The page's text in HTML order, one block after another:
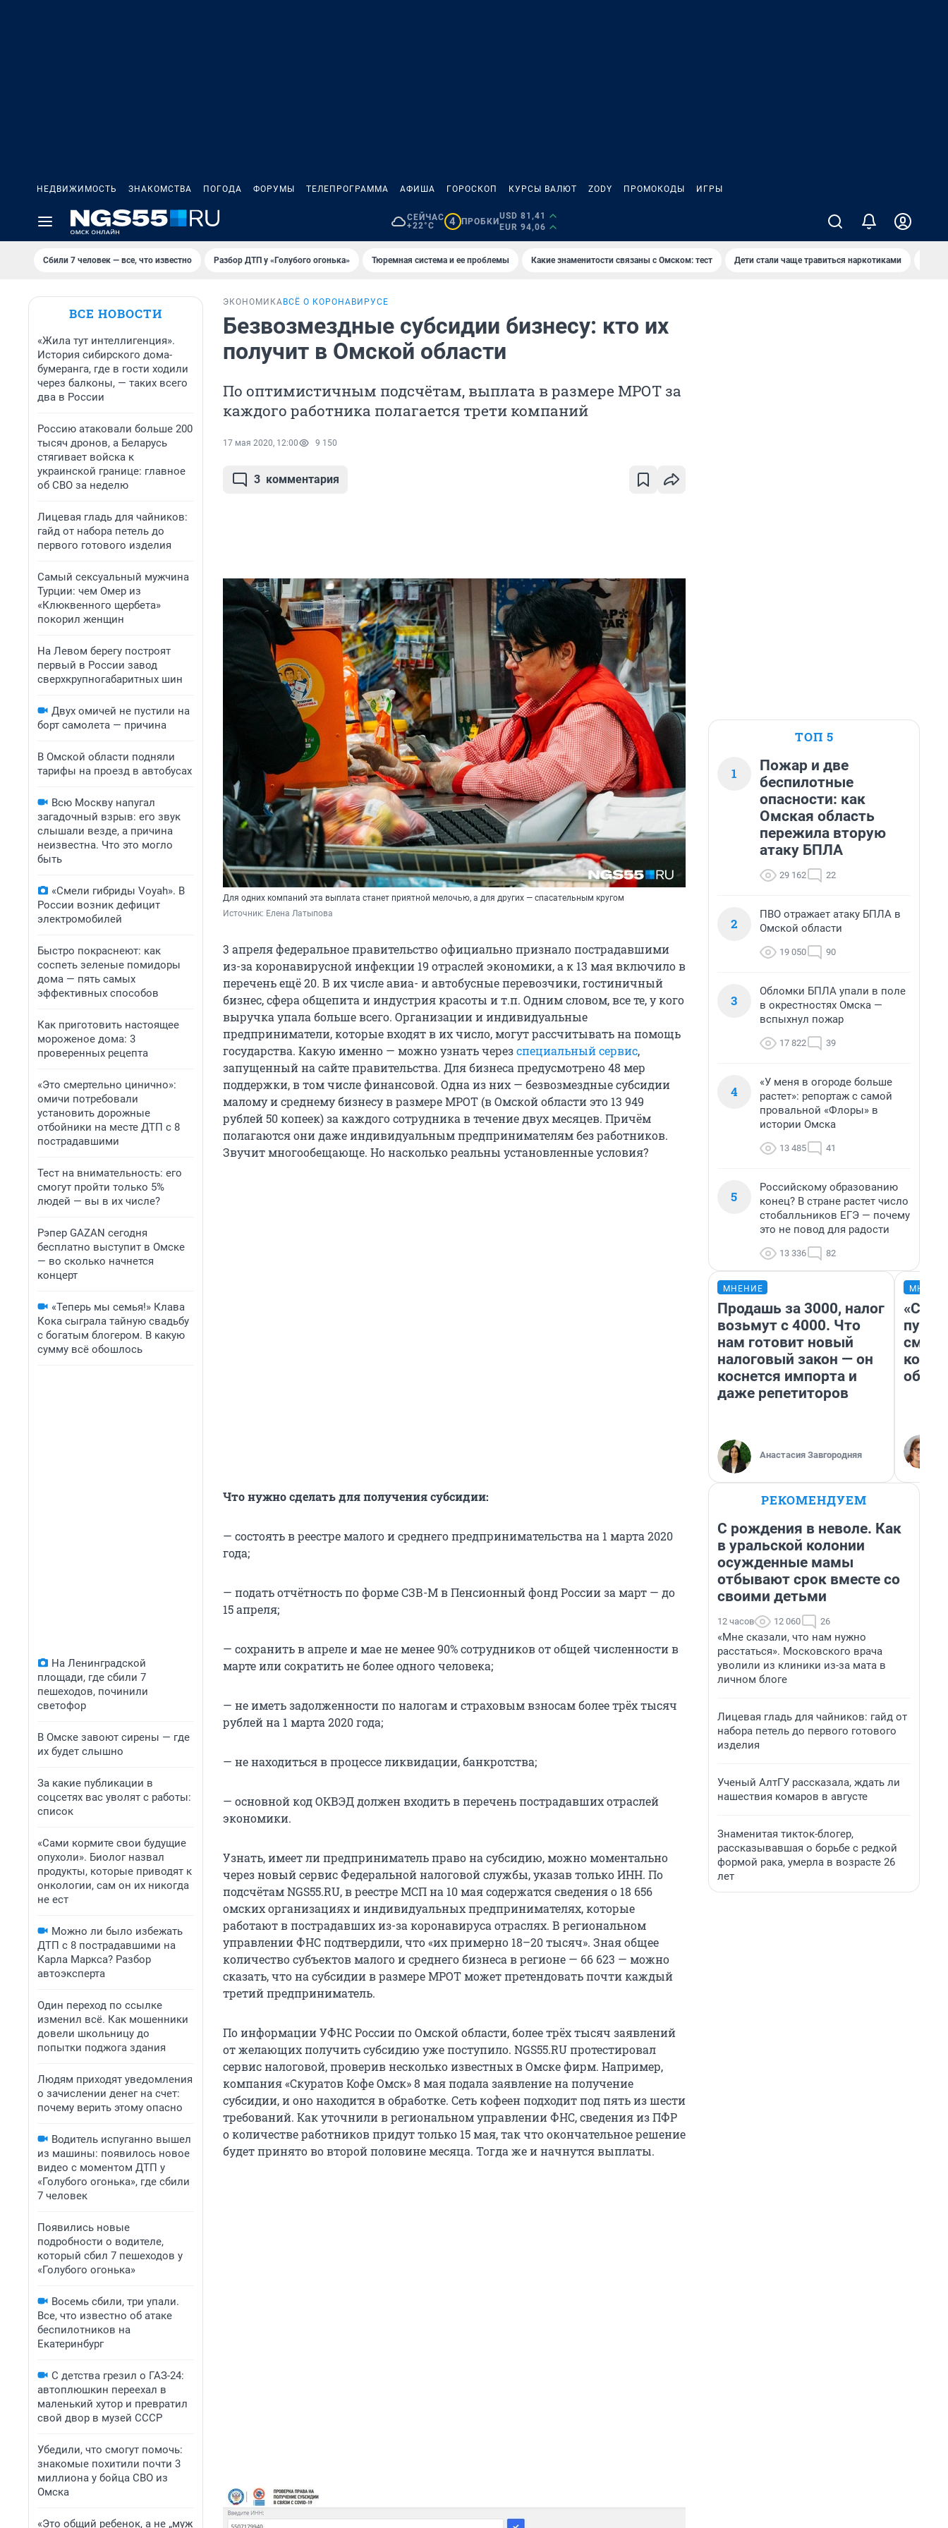
НЕДВИЖИМОСТЬ ЗНАКОМСТВА ПОГОДА ФОРУМЫ ТЕЛЕПРОГРАММА АФИША ГОРОСКОП КУРСЫ ВАЛЮТ ZODY ПРОМОКОДЫ ИГРЫ
СЕЙЧАС
+22°C
4 ПРОБКИ
USD 81,41
EUR 94,06
Сбили 7 человек — все, что известно Разбор ДТП у «Голубого огонька» Тюремная система и ее проблемы Какие знаменитости связаны с Омском: тест Дети стали чаще травиться наркотиками
ВСЕ НОВОСТИ
«Жила тут интеллигенция».
История сибирского дома-
бумеранга, где в гости ходили
через балконы, — таких всего
два в России
Россию атаковали больше 200
тысяч дронов, а Беларусь
стягивает войска к
украинской границе: главное
об СВО за неделю
Лицевая гладь для чайников:
гайд от набора петель до
первого готового изделия
Самый сексуальный мужчина
Турции: чем Омер из
«Клюквенного щербета»
покорил женщин
На Левом берегу построят
первый в России завод
сверхкрупногабаритных шин
Двух омичей не пустили на
борт самолета — причина
В Омской области подняли
тарифы на проезд в автобусах
Всю Москву напугал
загадочный взрыв: его звук
слышали везде, а причина
неизвестна. Что это могло
быть
«Смели гибриды Voyah». В
России возник дефицит
электромобилей
Быстро покраснеют: как
соспеть зеленые помидоры
дома — пять самых
эффективных способов
Как приготовить настоящее
мороженое дома: 3
проверенных рецепта
«Это смертельно цинично»:
омичи потребовали
установить дорожные
отбойники на месте ДТП с 8
пострадавшими
Тест на внимательность: его
смогут пройти только 5%
людей — вы в их числе?
Рэпер GAZAN сегодня
бесплатно выступит в Омске
— во сколько начнется
концерт
«Теперь мы семья!» Клава
Кока сыграла тайную свадьбу
с богатым блогером. В какую
сумму всё обошлось
На Ленинградской
площади, где сбили 7
пешеходов, починили
светофор
В Омске завоют сирены — где
их будет слышно
За какие публикации в
соцсетях вас уволят с работы:
список
«Сами кормите свои будущие
опухоли». Биолог назвал
продукты, которые приводят к
онкологии, сам он их никогда
не ест
Можно ли было избежать
ДТП с 8 пострадавшими на
Карла Маркса? Разбор
автоэксперта
Один переход по ссылке
изменил всё. Как мошенники
довели школьницу до
попытки поджога здания
Людям приходят уведомления
о зачислении денег на счет:
почему верить этому опасно
Водитель испуганно вышел
из машины: появилось новое
видео с моментом ДТП у
«Голубого огонька», где сбили
7 человек
Появились новые
подробности о водителе,
который сбил 7 пешеходов у
«Голубого огонька»
Восемь сбили, три упали.
Все, что известно об атаке
беспилотников на
Екатеринбург
С детства грезил о ГАЗ-24:
автоплюшкин переехал в
маленький хутор и превратил
свой двор в музей СССР
Убедили, что смогут помочь:
знакомые похитили почти 3
миллиона у бойца СВО из
Омска
«Это общий ребенок, а не „муж
ЭКОНОМИКА ВСЁ О КОРОНАВИРУСЕ
Безвозмездные субсидии бизнесу: кто их
получит в Омской области
По оптимистичным подсчётам, выплата в размере МРОТ за
каждого работника полагается трети компаний
17 мая 2020, 12:00 9 150
3 комментария
Для одних компаний эта выплата станет приятной мелочью, а для других — спасательным кругом
Источник: Елена Латыпова
3 апреля федеральное правительство официально признало пострадавшими
из-за коронавирусной инфекции 19 отраслей экономики, а к 13 мая включило в
перечень ещё 20. В их числе авиа- и автобусные перевозчики, гостиничный
бизнес, сфера общепита и индустрия красоты и т.п. Одним словом, все те, у кого
выручка упала больше всего. Организации и индивидуальные
предприниматели, которые входят в их число, могут рассчитывать на помощь
государства. Какую именно — можно узнать черезспециальный сервис,
запущенный на сайте правительства. Для бизнеса предусмотрено 48 мер
поддержки, в том числе финансовой. Одна из них — безвозмездные субсидии
малому и среднему бизнесу в размере МРОТ (в Омской области это 13 949
рублей 50 копеек) за каждого сотрудника в течение двух месяцев. Причём
полагаются они даже индивидуальным предпринимателям без работников.
Звучит многообещающе. Но насколько реальны установленные условия?
Что нужно сделать для получения субсидии:
— состоять в реестре малого и среднего предпринимательства на 1 марта 2020
года;
— подать отчётность по форме СЗВ-М в Пенсионный фонд России за март — до
15 апреля;
— сохранить в апреле и мае не менее 90% сотрудников от общей численности в
марте или сократить не более одного человека;
— не иметь задолженности по налогам и страховым взносам более трёх тысяч
рублей на 1 марта 2020 года;
— не находиться в процессе ликвидации, банкротства;
— основной код ОКВЭД должен входить в перечень пострадавших отраслей
экономики.
Узнать, имеет ли предприниматель право на субсидию, можно моментально
через новый сервис Федеральной налоговой службы, указав только ИНН. По
подсчётам NGS55.RU, в реестре МСП на 10 мая содержатся сведения о 18 656
омских организациях и индивидуальных предпринимателях, которые
работают в пострадавших из-за коронавируса отраслях. В региональном
управлении ФНС подтвердили, что «их примерно 18–20 тысяч». Зная общее
количество субъектов малого и среднего бизнеса в регионе — 66 623 — можно
сказать, что на субсидии в размере МРОТ может претендовать почти каждый
третий предприниматель.
По информации УФНС России по Омской области, более трёх тысяч заявлений
от желающих получить субсидию уже поступило. NGS55.RU протестировал
сервис налоговой, проверив несколько известных в Омске фирм. Например,
компания «Скуратов Кофе Омск» 8 мая подала заявление на получение
субсидии, и оно находится в обработке. Сеть кофеен подходит под пять из шести
требований. Как уточнили в региональном управлении ФНС, сведения из ПФР
о количестве работников придут только 15 мая, так что окончательное решение
будет принято во второй половине месяца. Тогда же и начнутся выплаты.
ТОП 5
1
Пожар и две
беспилотные
опасности: как
Омская область
пережила вторую
атаку БПЛА
29 162 22
2
ПВО отражает атаку БПЛА в
Омской области
19 050 90
3
Обломки БПЛА упали в поле
в окрестностях Омска —
вспыхнул пожар
17 822 39
4
«У меня в огороде больше
растет»: репортаж с самой
провальной «Флоры» в
истории Омска
13 485 41
5
Российскому образованию
конец? В стране растет число
стобалльников ЕГЭ — почему
это не повод для радости
13 336 82
МНЕНИЕ
Продашь за 3000, налог
возьмут с 4000. Что
нам готовит новый
налоговый закон — он
коснется импорта и
даже репетиторов
Анастасия Завгородняя
РЕКОМЕНДУЕМ
С рождения в неволе. Как
в уральской колонии
осужденные мамы
отбывают срок вместе со
своими детьми
12 часов 12 060 26
«Мне сказали, что нам нужно
расстаться». Московского врача
уволили из клиники из-за мата в
личном блоге
Лицевая гладь для чайников: гайд от
набора петель до первого готового
изделия
Ученый АлтГУ рассказала, ждать ли
нашествия комаров в августе
Знаменитая тикток-блогер,
рассказывавшая о борьбе с редкой
формой рака, умерла в возрасте 26
лет